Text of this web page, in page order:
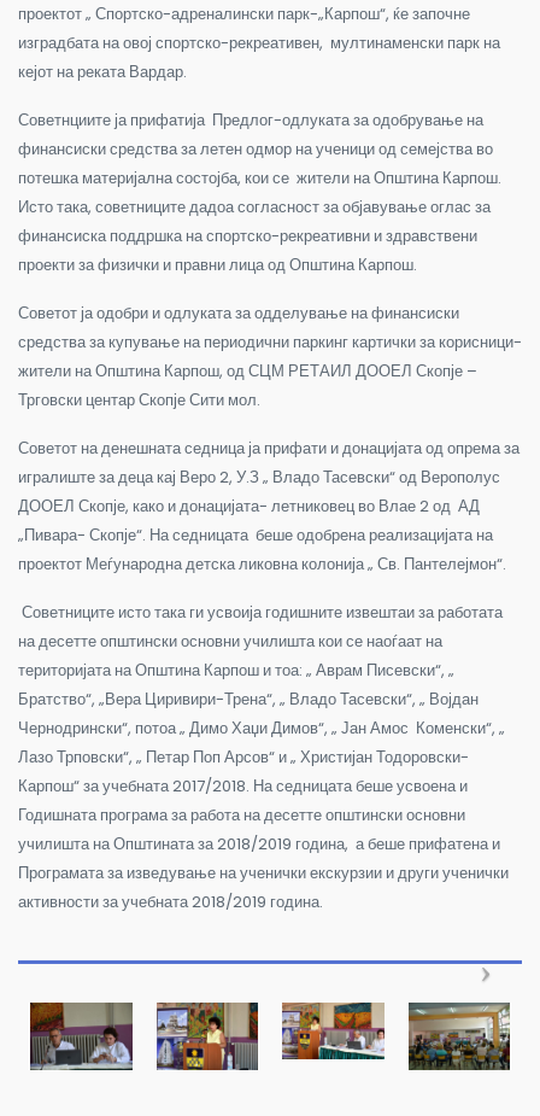
проектот „ Спортско-адреналински парк-„Карпош“, ќе започне
изградбата на овој спортско-рекреативен, мултинаменски парк на
кејот на реката Вардар.
Советнциите ја прифатија Предлог-одлуката за одобрување на
финансиски средства за летен одмор на ученици од семејства во
потешка материјална состојба, кои се жители на Општина Карпош.
Исто така, советниците дадоа согласност за објавување оглас за
финансиска поддршка на спортско-рекреативни и здравствени
проекти за физички и правни лица од Општина Карпош.
Советот ја одобри и одлуката за одделување на финансиски
средства за купување на периодични паркинг картички за корисници-
жители на Општина Карпош, од СЦМ РЕТАИЛ ДООЕЛ Скопје –
Трговски центар Скопје Сити мол.
Советот на денешната седница ја прифати и донацијата од опрема за
игралиште за деца кај Веро 2, У.З „ Владо Тасевски“ од Верополус
ДООЕЛ Скопје, како и донацијата- летниковец во Влае 2 од АД
„Пивара- Скопје“. На седницата беше одобрена реализацијата на
проектот Меѓународна детска ликовна колонија „ Св. Пантелејмон“.
Советниците исто така ги усвоија годишните извештаи за работата
на десетте општински основни училишта кои се наоѓаат на
територијата на Општина Карпош и тоа: „ Аврам Писевски“, „
Братство“, „Вера Циривири-Трена“, „ Владо Тасевски“, „ Војдан
Чернодрински“, потоа „ Димо Хаџи Димов“, „ Јан Амос Коменски“, „
Лазо Трповски“, „ Петар Поп Арсов“ и „ Христијан Тодоровски-
Карпош“ за учебната 2017/2018. На седницата беше усвоена и
Годишната програма за работа на десетте општински основни
училишта на Општината за 2018/2019 година, а беше прифатена и
Програмата за изведување на ученички екскурзии и други ученички
активности за учебната 2018/2019 година.